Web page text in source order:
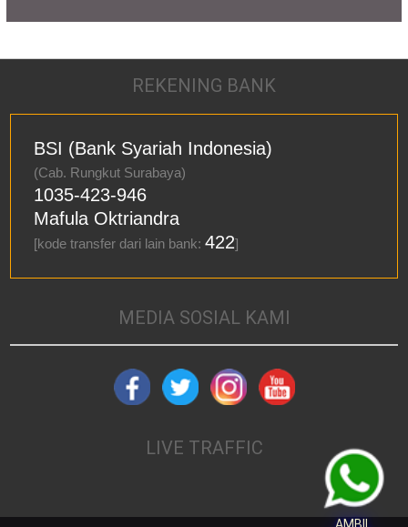
REKENING BANK
BSI (Bank Syariah Indonesia)
(Cab. Rungkut Surabaya)
1035-423-946
Mafula Oktriandra
[kode transfer dari lain bank:422]
MEDIA SOSIAL KAMI
LIVE TRAFFIC